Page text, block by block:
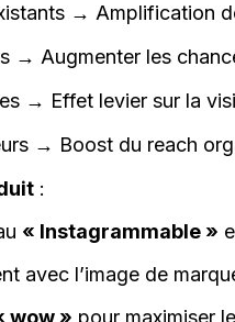
→ Amplification
→ Augmenter les
→ Effet levier sur la
→ Boost du reach
:
« Instagrammable »
avec l’image de